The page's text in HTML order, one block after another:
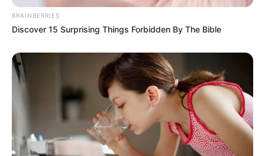
BRAINBERRIES
Discover 15 Surprising Things Forbidden By The Bible